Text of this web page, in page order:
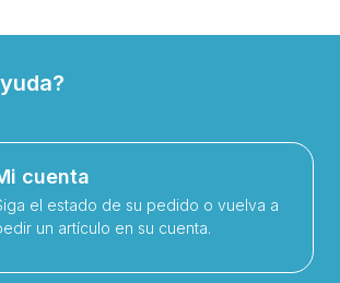
cuenta
el estado de su pedido o vuelva a
un artículo en su cuenta.